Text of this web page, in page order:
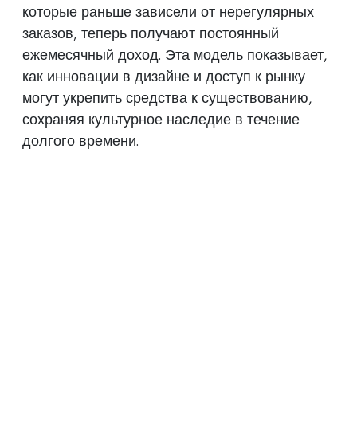
которые раньше зависели от нерегулярных
заказов, теперь получают постоянный
ежемесячный доход. Эта модель показывает,
как инновации в дизайне и доступ к рынку
могут укрепить средства к существованию,
сохраняя культурное наследие в течение
долгого времени.